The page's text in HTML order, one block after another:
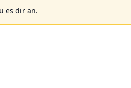
es dir an.